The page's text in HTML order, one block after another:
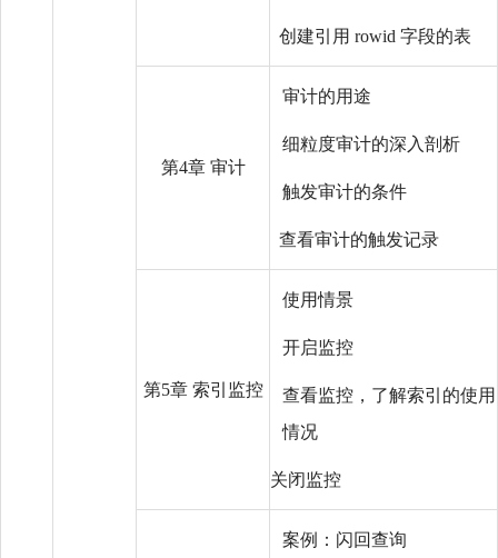
创建引用 rowid 字段的表
第4章 审计
审计的用途
细粒度审计的深入剖析
触发审计的条件
查看审计的触发记录
第5章 索引监控
使用情景
开启监控
查看监控，了解索引的使用
情况
关闭监控
案例：闪回查询